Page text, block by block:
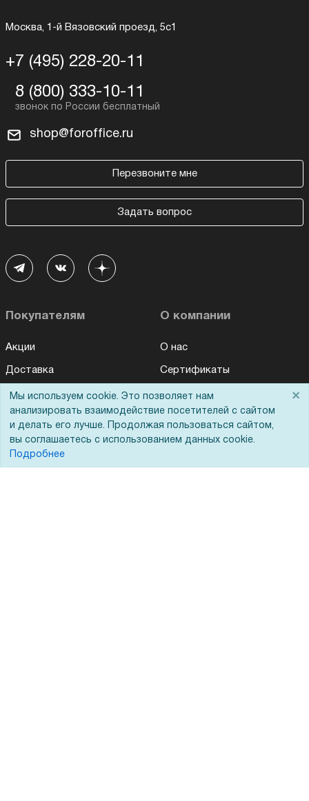
Москва, 1-й Вязовский проезд, 5с1
+7 (495) 228-20-11
8 (800) 333-10-11
shop@foroffice.ru
Перезвоните мне
Задать вопрос
Покупателям
Акции
Доставка
Оплата
Для дилеров
Лизинг
Кредитование
О компании
О нас
Сертификаты
Новости
Статьи
Контакты
Мы используем cookie. Это позволяет нам
анализировать взаимодействие посетителей с сайтом
и делать его лучше. Продолжая пользоваться сайтом,
вы соглашаетесь с использованием данных cookie.
Подробнее
×